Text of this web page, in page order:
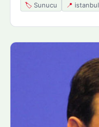
🏷️ Sunucu 📍 istanbul